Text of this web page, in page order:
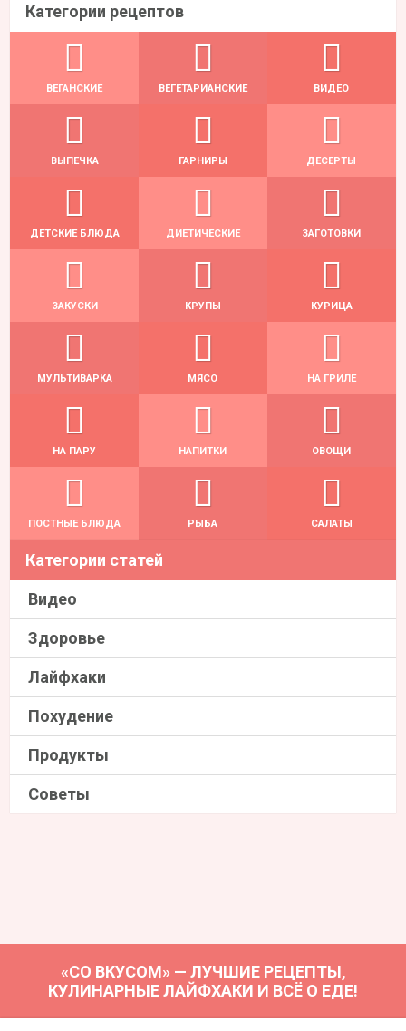
Категории рецептов
ВЕГАНСКИЕ ВЕГЕТАРИАНСКИЕ ВИДЕО
ВЫПЕЧКА ГАРНИРЫ ДЕСЕРТЫ
ДЕТСКИЕ БЛЮДА ДИЕТИЧЕСКИЕ ЗАГОТОВКИ
ЗАКУСКИ КРУПЫ КУРИЦА
МУЛЬТИВАРКА МЯСО НА ГРИЛЕ
НА ПАРУ НАПИТКИ ОВОЩИ
ПОСТНЫЕ БЛЮДА РЫБА САЛАТЫ
Категории статей
Видео
Здоровье
Лайфхаки
Похудение
Продукты
Советы
«СО ВКУСОМ» — ЛУЧШИЕ РЕЦЕПТЫ,
КУЛИНАРНЫЕ ЛАЙФХАКИ И ВСЁ О ЕДЕ!